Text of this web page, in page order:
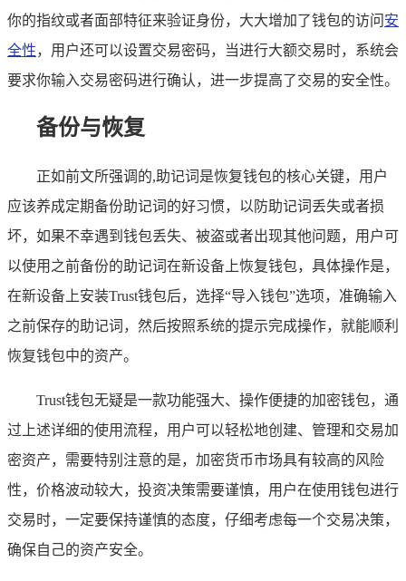
你的指纹或者面部特征来验证身份，大大增加了钱包的访问 安
全性，用户还可以设置交易密码，当进行大额交易时，系统会
要求你输入交易密码进行确认，进一步提高了交易的安全性。
备份与恢复
正如前文所强调的,助记词是恢复钱包的核心关键，用户
应该养成定期备份助记词的好习惯，以防助记词丢失或者损
坏，如果不幸遇到钱包丢失、被盗或者出现其他问题，用户可
以使用之前备份的助记词在新设备上恢复钱包，具体操作是，
在新设备上安装Trust钱包后，选择“导入钱包”选项，准确输入
之前保存的助记词，然后按照系统的提示完成操作，就能顺利
恢复钱包中的资产。
Trust钱包无疑是一款功能强大、操作便捷的加密钱包，通
过上述详细的使用流程，用户可以轻松地创建、管理和交易加
密资产，需要特别注意的是，加密货币市场具有较高的风险
性，价格波动较大，投资决策需要谨慎，用户在使用钱包进行
交易时，一定要保持谨慎的态度，仔细考虑每一个交易决策，
确保自己的资产安全。